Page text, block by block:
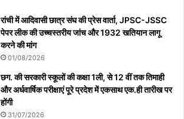
रांची में आदिवासी छात्र संघ की प्रेस वार्ता, JPSC-JSSC
पेपर लीक की उच्चस्तरीय जांच और 1932 खतियान लागू
करने की मांग
01/08/2026
छग. की सरकारी स्कूलों की कक्षा 1ली, से 12 वीं तक तिमाही
और अर्धवार्षिक परीक्षाएं पूरे प्रदेश में एकसाथ एक.ही तारीख पर
होंगी
31/07/2026